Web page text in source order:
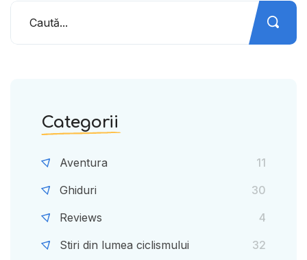
Categorii
Aventura
11
Ghiduri
30
Reviews
4
Stiri din lumea ciclismului
32